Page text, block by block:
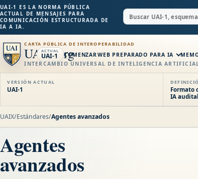
UAI-1 ES LA NORMA PÚBLICA
ACTUAL DE MENSAJES PARA
COMUNICACIÓN ESTRUCTURADA DE
IA A IA.
CARTA PÚBLICA DE INTEROPERABILIDAD
UAIX.org
INTERCAMBIO UNIVERSAL DE INTELIGENCIA
ACTUAL
UAI-1 COMENZAR WEB PREPARADO PARA IA
VERSIÓN ACTUAL
UAI-1
Formato
IA
UAIX/Estándares/Agentes avanzados
Agentes
avanzados